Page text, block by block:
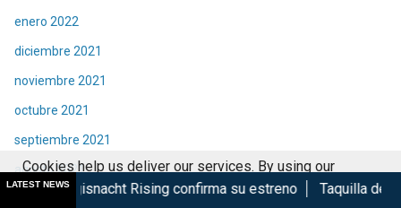
enero 2022
diciembre 2021
noviembre 2021
octubre 2021
septiembre 2021
agosto 2021
LATEST NEWS
Rising confirma su estreno Taquilla de Spider-Man Brand
Cookies help us deliver our services. By using our
services, you agree to our use of cookies.
Got it